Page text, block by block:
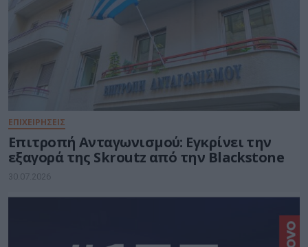
ΕΠΙΧΕΙΡΗΣΕΙΣ
Επιτροπή Ανταγωνισμού: Εγκρίνει την
εξαγορά της Skroutz από την Blackstone
30.07.2026